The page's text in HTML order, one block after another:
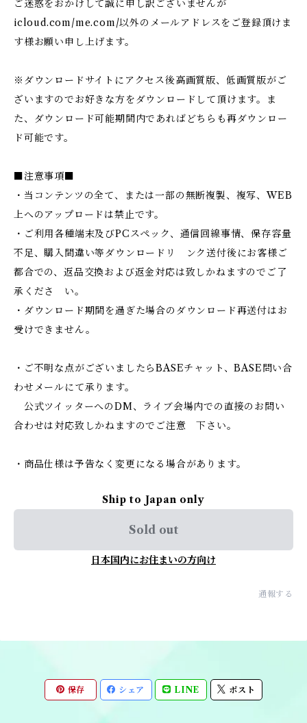
ご迷惑をおかけして誠に申し訳ございませんが
icloud.com/me.com/以外のメールアドレスをご登録頂けま
す様お願い申し上げます。
※ダウンロードサイトにアクセス後高画質版、低画質版がご
ざいますのでお好きな方をダウンロードして頂けます。ま
た、ダウンロード可能期間内であればどちらも再ダウンロー
ド可能です。
■注意事項■
・当コンテンツの全て、または一部の無断複製、複写、WEB
上へのアップロードは禁止です。
・ご利用各種端末及びPCスペック、通信回線事情、保存容量
不足、購入間違い等ダウンロードリ ンク送付後にお客様ご
都合での、返品交換および返金対応は致しかねますのでご了
承くださ い。
・ダウンロード期間を過ぎた場合のダウンロード再送付はお
受けできません。
・ご不明な点がございましたらBASEチャット、BASE問い合
わせメールにて承ります。
公式ツイッターへのDM、ライブ会場内での直接のお問い
合わせは対応致しかねますのでご注意 下さい。
・商品仕様は予告なく変更になる場合があります。
Ship to Japan only
Sold out
日本国内にお住まいの方向け
通報する
保存 シェア LINE ポスト